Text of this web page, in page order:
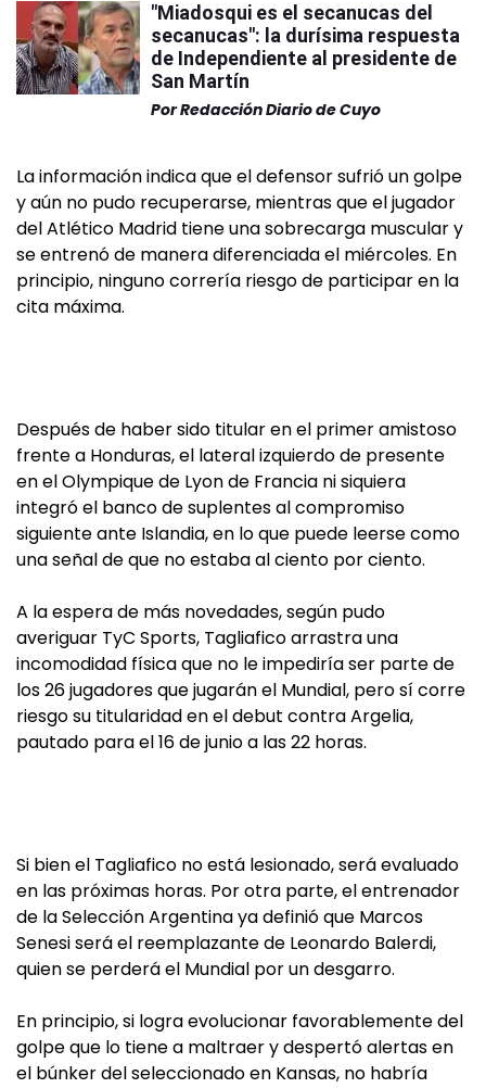
"Miadosqui es el secanucas del
secanucas": la durísima respuesta
de Independiente al presidente de
San Martín
PorRedacción Diario de Cuyo
La información indica que el defensor sufrió un golpe
y aún no pudo recuperarse, mientras que el jugador
del Atlético Madrid tiene una sobrecarga muscular y
se entrenó de manera diferenciada el miércoles. En
principio, ninguno correría riesgo de participar en la
cita máxima.
Después de haber sido titular en el primer amistoso
frente a Honduras, el lateral izquierdo de presente
en el Olympique de Lyon de Francia ni siquiera
integró el banco de suplentes al compromiso
siguiente ante Islandia, en lo que puede leerse como
una señal de que no estaba al ciento por ciento.
A la espera de más novedades, según pudo
averiguar TyC Sports, Tagliafico arrastra una
incomodidad física que no le impediría ser parte de
los 26 jugadores que jugarán el Mundial, pero sí corre
riesgo su titularidad en el debut contra Argelia,
pautado para el 16 de junio a las 22 horas.
Si bien el Tagliafico no está lesionado, será evaluado
en las próximas horas. Por otra parte, el entrenador
de la Selección Argentina ya definió que Marcos
Senesi será el reemplazante de Leonardo Balerdi,
quien se perderá el Mundial por un desgarro.
En principio, si logra evolucionar favorablemente del
golpe que lo tiene a maltraer y despertó alertas en
el búnker del seleccionado en Kansas, no habría